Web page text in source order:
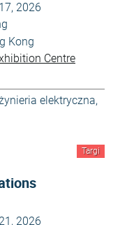
2026
Kong
Centre
elektryczna,
Targi
2026